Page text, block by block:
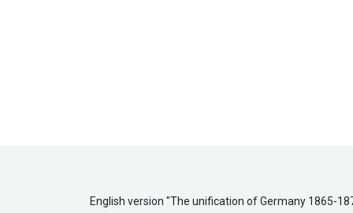
English version "The unification of Germany 1865-